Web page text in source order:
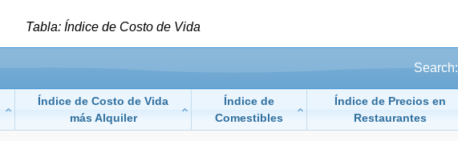
Tabla: Índice de Costo de Vida
Search:
Índice de Costo de Vida
más Alquiler
Índice de
Comestibles
Índice de Precios en
Restaurantes